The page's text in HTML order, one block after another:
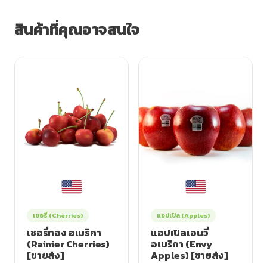
สินค้าที่คุณอาจสนใจ
เชอรี่ (Cherries)
เชอรี่ทอง อเมริกา
(Rainier Cherries)
[ขายส่ง]
แอปเปิล (Apples)
แอปเปิลเอนวี่
อเมริกา (Envy
Apples) [ขายส่ง]